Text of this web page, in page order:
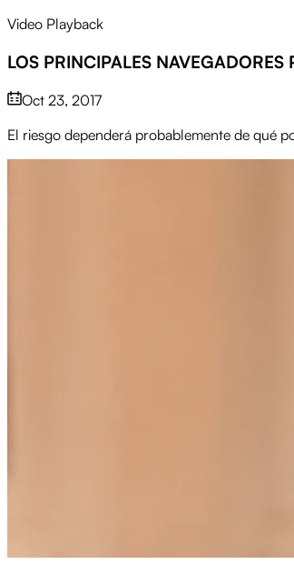
Video Playback
LOS PRINCIPALES
Oct 23, 2017
El riesgo dependerá probablemente de qué